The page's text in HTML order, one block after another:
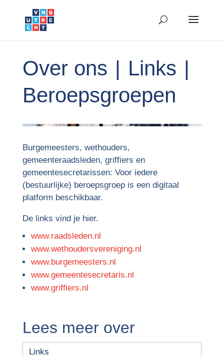
Over ons | Links |
Beroepsgroepen
Burgemeesters, wethouders,
gemeenteraadsleden, griffiers en
gemeentesecretarissen: Voor iedere
(bestuurlijke) beroepsgroep is een digitaal
platform beschikbaar.
De links vind je hier.
www.raadsleden.nl
www.wethoudersvereniging.nl
www.burgemeesters.nl
www.gemeentesecretaris.nl
www.griffiers.nl
Lees meer over
Links